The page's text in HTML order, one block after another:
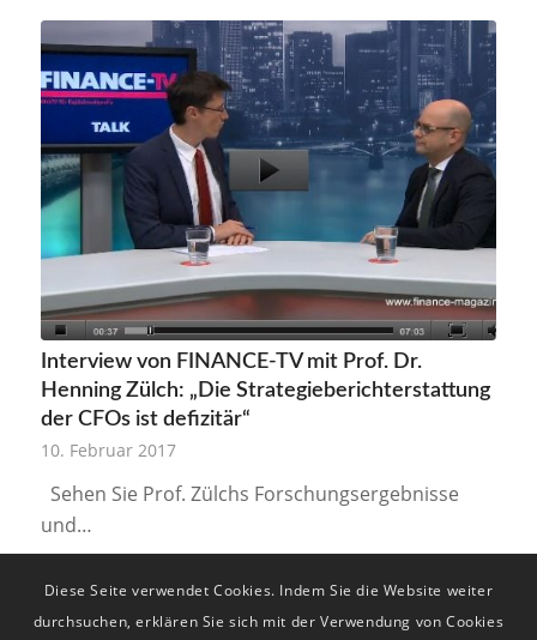
Interview von FINANCE-TV mit Prof. Dr.
Henning Zülch: „Die Strategieberichterstattung
der CFOs ist defizitär“
10. Februar 2017
Sehen Sie Prof. Zülchs Forschungsergebnisse
und…
Diese Seite verwendet Cookies. Indem Sie die Website weiter
durchsuchen, erklären Sie sich mit der Verwendung von Cookies